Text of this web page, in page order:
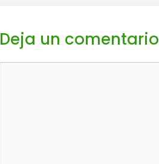
Deja un comentario